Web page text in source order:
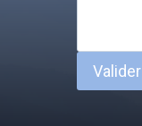
Valider